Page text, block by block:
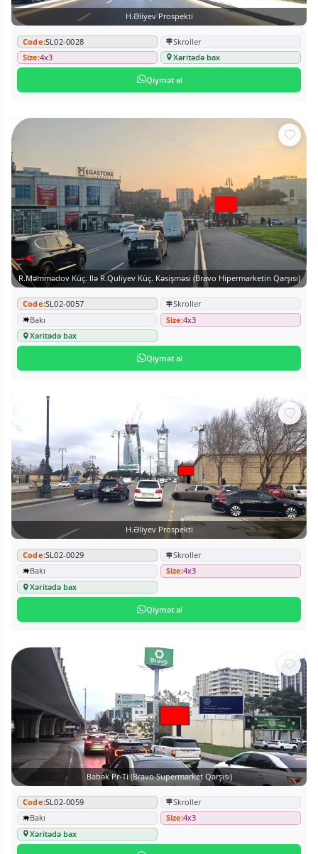
H.Əliyev Prospekti
Code:SL02-0028
Skroller
Size:4x3 Xəritədə bax
Qiymət al
R.Məmmədov Küç. Ilə R.Quliyev Küç. Kəsişməsi (Bravo Hipermarketin Qarşısı)
Code:SL02-0057
Skroller
Bakı
Size:4x3
Xəritədə bax
Qiymət al
H.Əliyev Prospekti
Code:SL02-0029
Skroller
Bakı
Size:4x3
Xəritədə bax
Qiymət al
Babək Pr-Ti (Bravo Supermarket Qarşısı)
Code:SL02-0059
Skroller
Bakı
Size:4x3
Xəritədə bax